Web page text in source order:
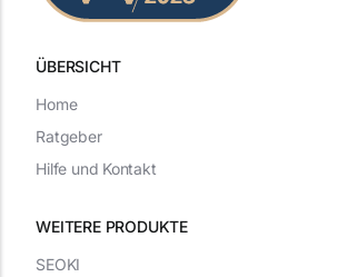
ÜBERSICHT
WEITERE PRODUKTE
SEOKI
Home
Ratgeber
Hilfe und Kontakt